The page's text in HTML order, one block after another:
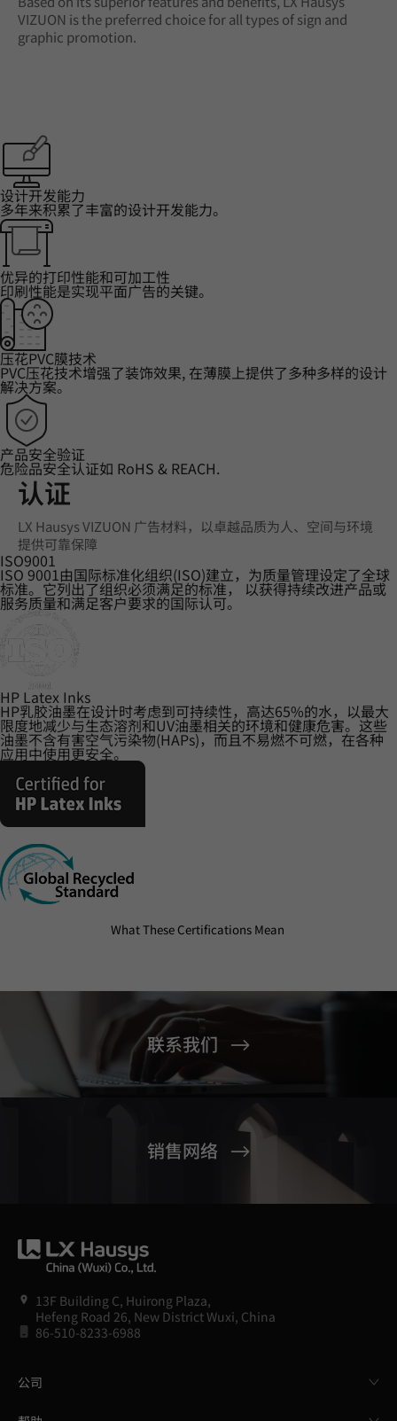
VIZUON is the preferred choice for all types of sign and
graphic promotion.
设计开发能力
多年来积累了丰富的设计开发能力。
优异的打印性能和可加工性
印刷性能是实现平面广告的关键。
压花PVC膜技术
PVC压花技术增强了装饰效果, 在薄膜上提供了多种多样的设计
解决方案。
产品安全验证
危险品安全认证如 RoHS & REACH.
认证
LX Hausys VIZUON 广告材料，以卓越品质为人、空间与环境
提供可靠保障
ISO9001
ISO 9001由国际标准化组织(ISO)建立，为质量管理设定了全球
标准。它列出了组织必须满足的标准， 以获得持续改进产品或
服务质量和满足客户要求的国际认可。
HP Latex Inks
HP乳胶油墨在设计时考虑到可持续性，高达65%的水，以最大
限度地减少与生态溶剂和UV油墨相关的环境和健康危害。这些
油墨不含有害空气污染物(HAPs)，而且不易燃不可燃，在各种
应用中使用更安全。
What These Certifications Mean
联系我们
销售网络
13F Building C, Huirong Plaza,
Hefeng Road 26, New District Wuxi, China
86-510-8233-6988
公司